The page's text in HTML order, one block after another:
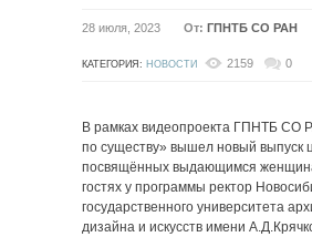
28 июля, 2023 От: ГПНТБ СО РАН
КАТЕГОРИЯ: НОВОСТИ 2159 0
В рамках видеопроекта ГПНТБ СО
по существу» вышел новый выпуск
посвящённых выдающимся
гостях у программы ректор
государственного университета
дизайна и искусств имени